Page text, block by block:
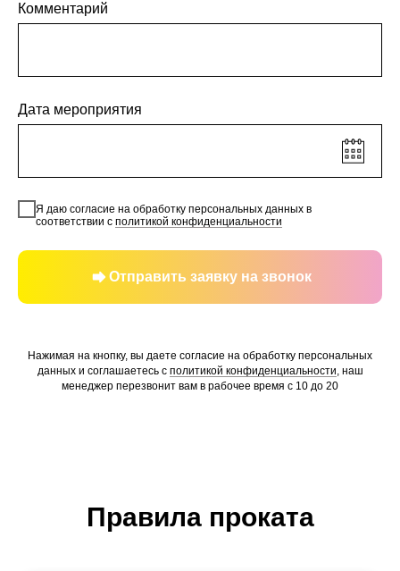
Комментарий
Дата мероприятия
Я даю согласие на обработку персональных данных в
соответствии с политикой конфиденциальности
Отправить заявку на звонок
Нажимая на кнопку, вы даете согласие на обработку персональных
данных и соглашаетесь c политикой конфиденциальности, наш
менеджер перезвонит вам в рабочее время с 10 до 20
Правила проката